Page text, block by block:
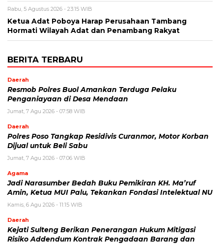
Rabu, 5 Agustus 2026 - 23:15 WIB
Ketua Adat Poboya Harap Perusahaan Tambang
Hormati Wilayah Adat dan Penambang Rakyat
BERITA TERBARU
Daerah
Resmob Polres Buol Amankan Terduga Pelaku
Penganiayaan di Desa Mendaan
Jumat, 7 Agu 2026 - 07:58 WIB
Daerah
Polres Poso Tangkap Residivis Curanmor, Motor Korban
Dijual untuk Beli Sabu
Jumat, 7 Agu 2026 - 07:06 WIB
Agama
Jadi Narasumber Bedah Buku Pemikiran KH. Ma’ruf
Amin, Ketua MUI Palu, Tekankan Fondasi Intelektual NU
Kamis, 6 Agu 2026 - 11:15 WIB
Daerah
Kejati Sulteng Berikan Penerangan Hukum Mitigasi
Risiko Addendum Kontrak Pengadaan Barang dan